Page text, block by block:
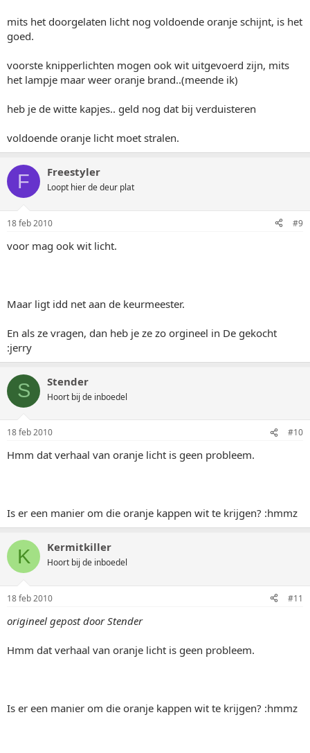
mits het doorgelaten licht nog voldoende oranje schijnt, is het
goed.
voorste knipperlichten mogen ook wit uitgevoerd zijn, mits
het lampje maar weer oranje brand..(meende ik)
heb je de witte kapjes.. geld nog dat bij verduisteren
voldoende oranje licht moet stralen.
F Freestyler
Loopt hier de deur plat
18 feb 2010 #9
voor mag ook wit licht.
Maar ligt idd net aan de keurmeester.
En als ze vragen, dan heb je ze zo orgineel in De gekocht
:jerry
S Stender
Hoort bij de inboedel
18 feb 2010 #10
Hmm dat verhaal van oranje licht is geen probleem.
Is er een manier om die oranje kappen wit te krijgen? :hmmz
K Kermitkiller
Hoort bij de inboedel
18 feb 2010 #11
origineel gepost door Stender
Hmm dat verhaal van oranje licht is geen probleem.
Is er een manier om die oranje kappen wit te krijgen? :hmmz